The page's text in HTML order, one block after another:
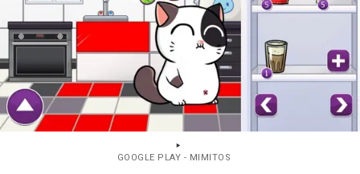
GOOGLE PLAY - MIMITOS